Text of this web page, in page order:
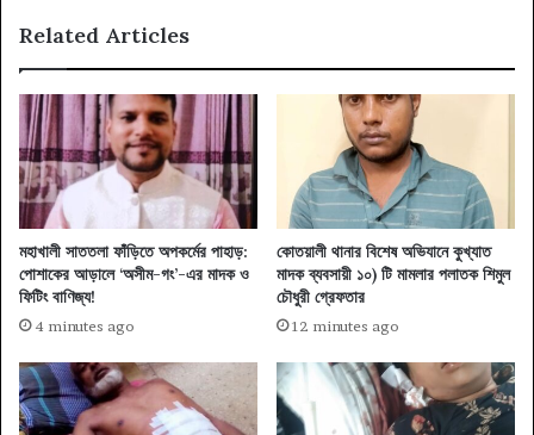
Related Articles
মহাখালী সাততলা ফাঁড়িতে অপকর্মের পাহাড়:
পোশাকের আড়ালে ‘অসীম-গং’-এর মাদক ও
ফিটিং বাণিজ্য!
4 minutes ago
কোতয়ালী থানার বিশেষ অভিযানে কুখ্যাত
মাদক ব্যবসায়ী ১০) টি মামলার পলাতক শিমুল
চৌধুরী গ্রেফতার
12 minutes ago